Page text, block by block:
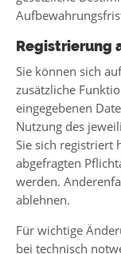
Registrierung
Sie können sich
zusätzliche
eingegebenen
Nutzung des
Sie sich registriert
abgefragten
werden.
ablehnen.
Für wichtige
bei technisch